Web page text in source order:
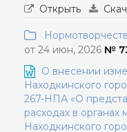
Открыть
от 24 июн, 2026 №
О внесении
Находкинского
267-НПА «О
расходах в органах
Находкинского